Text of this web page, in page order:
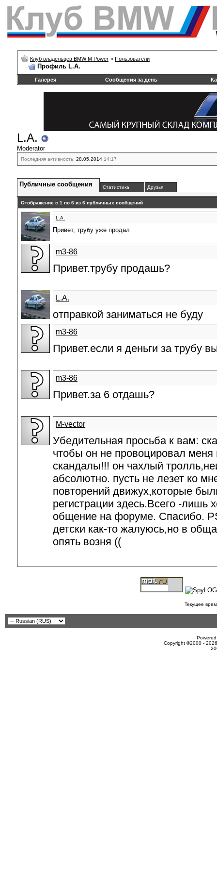
Клуб владельцев BMW M Power > Пользователи
Профиль L.A.
Галерея Сообщения за день
L.A.
Moderator
Последняя активность: 28.05.2014 14:17
Публичные сообщения Статистика Друзья
Отображение с 1 по 6 из 6 публичных сообщений
L.A.
Привет, трубу уже продал
m3-86
Привет.трубу продашь?
L.A.
отправкой заниматься не буду
m3-86
Привет.если я деньги за трубу
m3-86
Привет.за 6 отдашь?
M-vector
Убедительная просьба к вам:
чтобы он не провоцировал меня
скандалы!!! он чахлый
абсолютно. пусть не лезет ко
повторений движух,которые
регистрации здесь.Всего -лишь
общение на форуме. Спасибо.
детски как-то жалуюсь,но в
опять возня ((
Текущее
Copyright ©2000 -